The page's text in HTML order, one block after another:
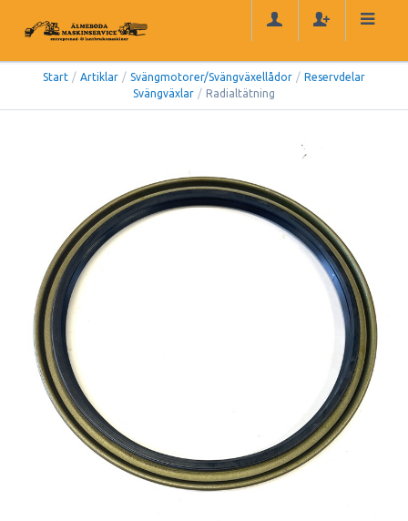
Start / Artiklar / Svängmotorer/Svängväxellådor / Reservdelar
Svängväxlar / Radialtätning